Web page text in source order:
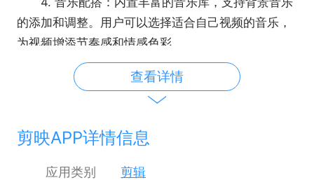
的添加和调整。用户可以选择适合自己视频的音乐，
为视频增添节奏感和情感色彩。
5. 文字和贴纸：支持文字和贴纸的添加，为视频
增加互动和趣味性。用户可以添加标题、说明或注
释，还可以选择丰富的贴纸元素进行装饰。
1. 操作方便：剪映的操作界面简洁明了，让初学
者也能轻松上手。同时，剪映还提供了详细的教程和
查看详情
剪映APP详情信息
应用类别
剪辑